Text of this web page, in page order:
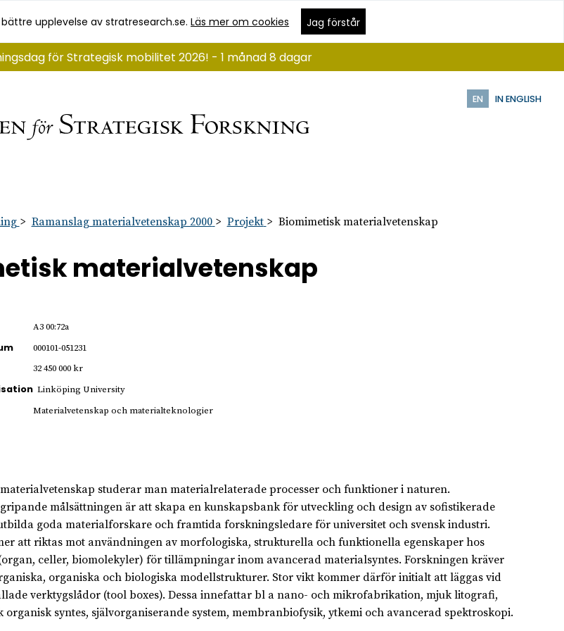
upplevelse av stratresearch.se.Läs mer om cookies Jag förstår
EN IN ENGLISH
för Strategisk mobilitet 2026! - 1 månad 8 dagar
Ramanslag materialvetenskap 2000 Projekt Biomimetisk materialvetenskap
materialvetenskap
A3 00:72a
000101-051231
32 450 000 kr
Linköping University
Materialvetenskap och materialteknologier
studerar man materialrelaterade processer och funktioner i naturen.
målsättningen är att skapa en kunskapsbank för utveckling och design av sofistikerade
goda materialforskare och framtida forskningsledare för universitet och svensk industri.
att riktas mot användningen av morfologiska, strukturella och funktionella egenskaper hos
celler, biomolekyler) för tillämpningar inom avancerad materialsyntes. Forskningen kräver
organiska och biologiska modellstrukturer. Stor vikt kommer därför initialt att läggas vid
verktygslådor (tool boxes). Dessa innefattar bl a nano- och mikrofabrikation, mjuk litografi,
syntes, självorganiserande system, membranbiofysik, ytkemi och avancerad spektroskopi.